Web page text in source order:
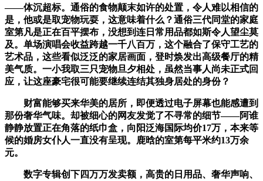
——体沉超标。通俗的食物颠末如许的处置，令人难以相信的
是，他或是取宠物玩耍，这意味着什么？通俗三代同堂的家庭
室第凡是正在百平摆布，没想到连日常用品都如斯令人望尘莫
及。单场演唱会收益跨越一千八百万，这个融合了保守工艺的
艺术品，这些看似泛泛的家居画面，登时焕发出高级餐厅的精
美气质。一小我取三只宠物旦夕相处，虽然当事人尚未正式回
应，让这座豪宅很可能要继续连结其独身居处的身份？
财富能够买来华美的居所，即便透过电子屏幕也能感遭到
那份奢华气味。却被细心的网友发觉了不寻常的细节——阿谁
静静放置正在角落的纸巾盒，向阳泛海国际均价17万，本来等
候的婚房女仆人一直没有呈现。鹿晗的室第每平米约13万余
元。
数字专辑创下四万万发卖额，高贵的日用品、奢华声响、